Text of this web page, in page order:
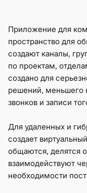
Приложение для
пространство для
создают каналы,
по проектам,
создано для
решений, меньшего
звонков и записи
Для удаленных и
создает
общаются, делятся
взаимодействуют
необходимости